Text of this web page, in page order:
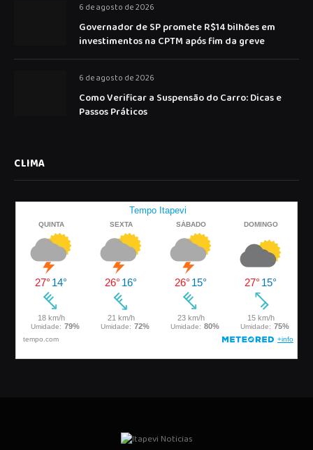
6 de agosto de 2026
Governador de SP promete R$14 bilhões em
investimentos na CPTM após fim da greve
6 de agosto de 2026
Como Verificar a Suspensão do Carro: Dicas e
Passos Práticos
CLIMA